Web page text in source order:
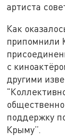
артиста
Как
припомнили
с
другими
поддержку
Крыму”.